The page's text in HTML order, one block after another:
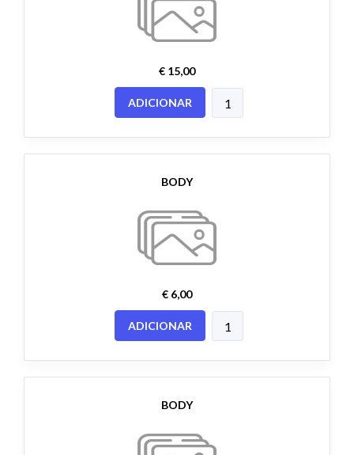
€ 15,00
ADICIONAR
BODY
€ 6,00
ADICIONAR
BODY